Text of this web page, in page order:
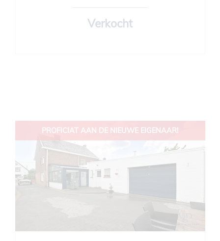
Verkocht
PROFICIAT AAN DE NIEUWE EIGENAAR!